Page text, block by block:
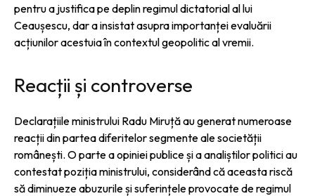
pentru a justifica pe deplin regimul dictatorial al lui
Ceaușescu, dar a insistat asupra importanței evaluării
acțiunilor acestuia în contextul geopolitic al vremii.
Reacții și controverse
Declarațiile ministrului Radu Miruță au generat numeroase
reacții din partea diferitelor segmente ale societății
românești. O parte a opiniei publice și a analiștilor politici au
contestat poziția ministrului, considerând că aceasta riscă
să diminueze abuzurile și suferințele provocate de regimul